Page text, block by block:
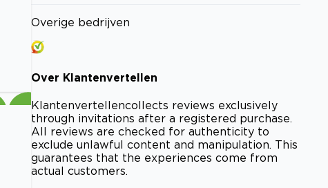
Overige bedrijven
Over Klantenvertellen
Klantenvertellencollects reviews exclusively
through invitations after a registered purchase.
All reviews are checked for authenticity to
exclude unlawful content and manipulation. This
guarantees that the experiences come from
actual customers.